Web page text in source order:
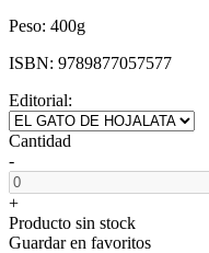
Peso: 400g
ISBN: 9789877057577
Editorial:
Cantidad
-
+
Producto sin stock
Guardar en favoritos